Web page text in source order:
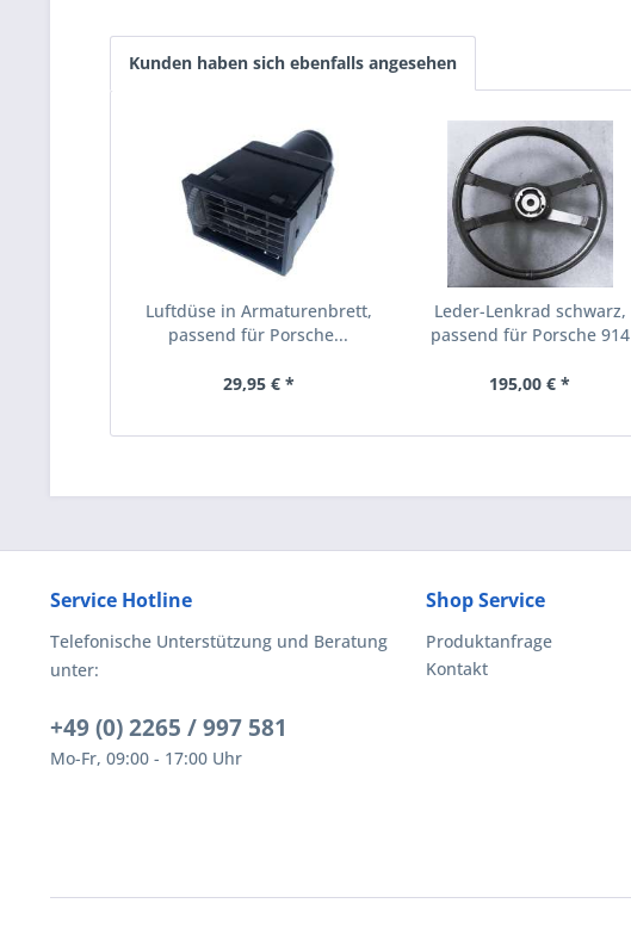
Kunden haben sich ebenfalls angesehen
Luftdüse in Armaturenbrett,
passend für Porsche...
29,95 € *
Leder-Lenkrad schwarz,
passend für Porsche 914
195,00 € *
Service Hotline
Telefonische Unterstützung und Beratung
unter:
+49 (0) 2265 / 997 581
Mo-Fr, 09:00 - 17:00 Uhr
Shop Service
Produktanfrage
Kontakt